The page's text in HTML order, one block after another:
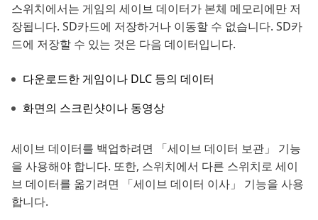
스위치에서는 게임의 세이브 데이터가 본체 메모리에만 저
장됩니다. SD카드에 저장하거나 이동할 수 없습니다. SD카
드에 저장할 수 있는 것은 다음 데이터입니다.
다운로드한 게임이나 DLC 등의 데이터
화면의 스크린샷이나 동영상
세이브 데이터를 백업하려면 「세이브 데이터 보관」 기능
을 사용해야 합니다. 또한, 스위치에서 다른 스위치로 세이
브 데이터를 옮기려면 「세이브 데이터 이사」 기능을 사용
합니다.